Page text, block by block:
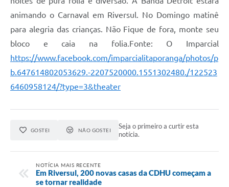
FAQ / Perguntas e Respostas Frequentes
animando o Carnaval em Riversul. No Domingo matinê
para alegria das crianças. Não Fique de fora, monte seu
bloco e caia na folia.Fonte: O Imparcial
https://www.facebook.com/imparcialitaporanga/photos/p
b.647614802053629.-2207520000.1551302480./122523
6460958124/?type=3&theater
GOSTEI NÃO GOSTEI
Seja o primeiro a curtir esta
notícia.
NOTÍCIA MAIS RECENTE
Em Riversul, 200 novas casas da CDHU começam a
se tornar realidade